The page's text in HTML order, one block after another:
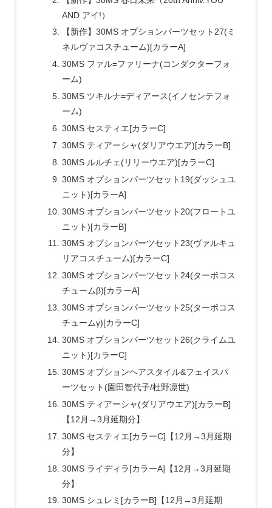
AND アイ!）
【新作】30MS オプションパーツセット27(ミ
ネルヴァコスチューム)[カラーA]
30MS ファル=ファリーナ(コンダクターフォ
ーム)
30MS ツキルナ=ディアース(イノセンテフォ
ーム)
30MS セスティエ[カラーC]
30MS ティアーシャ(ダリアウエア)[カラーB]
30MS ルルチェ(リリーウエア)[カラーC]
30MS オプションパーツセット19(ダッシュユ
ニット)[カラーA]
30MS オプションパーツセット20(フロートユ
ニット)[カラーB]
30MS オプションパーツセット23(ヴァルキュ
リアコスチューム)[カラーC]
30MS オプションパーツセット24(ターボコス
チュームβ)[カラーA]
30MS オプションパーツセット25(ターボコス
チュームγ)[カラーC]
30MS オプションパーツセット26(クライムユ
ニット)[カラーC]
30MS オプションヘアスタイル&フェイスパ
ーツセット(園田智代子/杜野凛世)
30MS ティアーシャ(ダリアウエア)[カラーB]
【12月→3月延期分】
30MS セスティエ[カラーC]【12月→3月延期
分】
30MS ライディラ[カラーA]【12月→3月延期
分】
30MS シュレミ[カラーB]【12月→3月延期